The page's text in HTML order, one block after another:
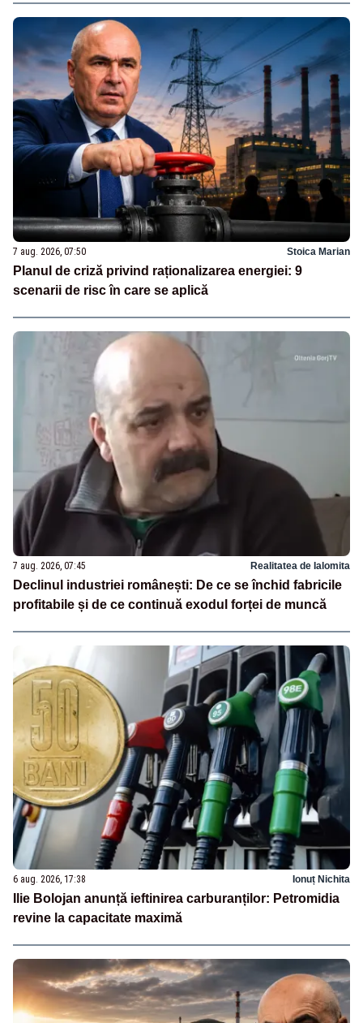
7 aug. 2026, 07:50 Stoica Marian
Planul de criză privind raționalizarea energiei: 9
scenarii de risc în care se aplică
7 aug. 2026, 07:45 Realitatea de Ialomita
Declinul industriei românești: De ce se închid fabricile
profitabile și de ce continuă exodul forței de muncă
6 aug. 2026, 17:38 Ionuț Nichita
Ilie Bolojan anunță ieftinirea carburanților: Petromidia
revine la capacitate maximă